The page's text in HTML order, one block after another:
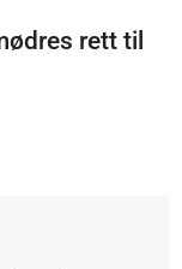
rett til